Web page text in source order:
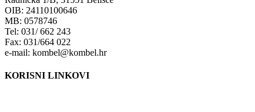
OIB: 24110100646
MB: 0578746
Tel: 031/ 662 243
Fax: 031/664 022
e-mail: kombel@kombel.hr
KORISNI LINKOVI